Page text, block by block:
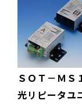
ＳＯＴ－Ｍ
光リピータユ